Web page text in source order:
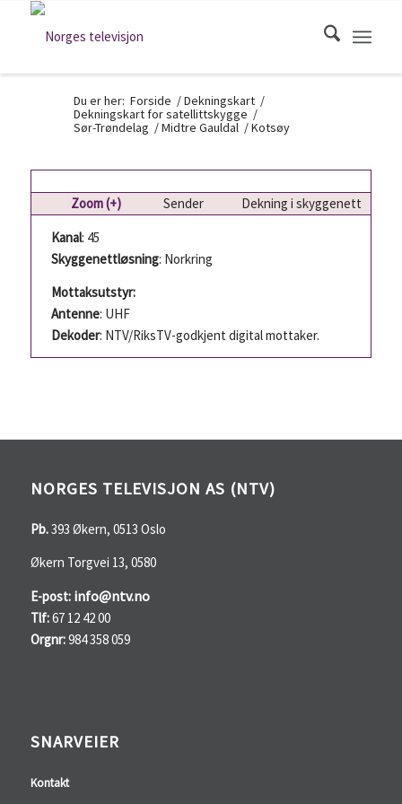
Du er her: Forside /Dekningskart /
Dekningskart for satellittskygge /
Sør-Trøndelag /Midtre Gauldal /Kotsøy
Zoom (+) Sender
Dekning i skyggenett
Kanal: 45
Skyggenettløsning: Norkring
Mottaksutstyr:
Antenne: UHF
Dekoder: NTV/RiksTV-godkjent digital mottaker.
NORGES TELEVISJON AS (NTV)
Pb.393 Økern, 0513 Oslo
Økern Torgvei 13, 0580
E-post: info@ntv.no
Tlf:67 12 42 00
Orgnr:984 358 059
SNARVEIER
Kontakt